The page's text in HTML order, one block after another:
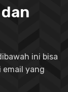
ini bisa
email yang